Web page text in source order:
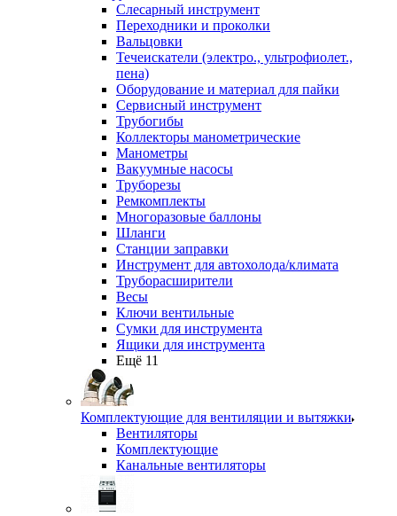
Слесарный инструмент
Переходники и проколки
Вальцовки
Течеискатели (электро., ультрофиолет.,
пена)
Оборудование и материал для пайки
Сервисный инструмент
Трубогибы
Коллекторы манометрические
Манометры
Вакуумные насосы
Труборезы
Ремкомплекты
Многоразовые баллоны
Шланги
Станции заправки
Инструмент для автохолода/климата
Труборасширители
Весы
Ключи вентильные
Сумки для инструмента
Ящики для инструмента
Ещё 11
Комплектующие для вентиляции и вытяжки
Вентиляторы
Комплектующие
Канальные вентиляторы